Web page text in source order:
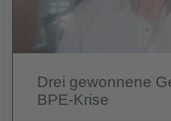
Drei gewonnene
BPE-Krise